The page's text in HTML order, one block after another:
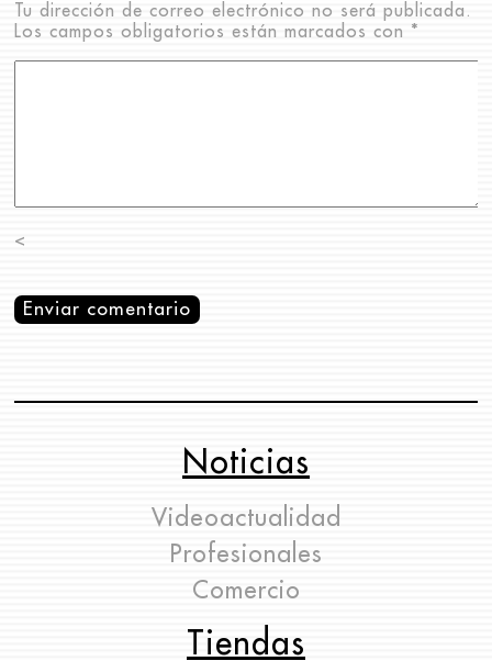
Tu dirección de correo electrónico no será publicada.
Los campos obligatorios están marcados con *
<
Noticias
Videoactualidad
Profesionales
Comercio
Tiendas